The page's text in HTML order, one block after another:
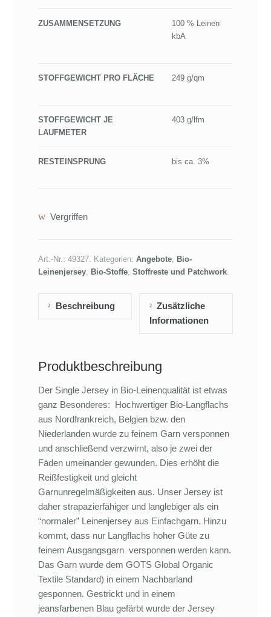
ZUSAMMENSETZUNG
100 % Leinen
kbA
STOFFGEWICHT PRO FLÄCHE 249 g/qm
STOFFGEWICHT JE
LAUFMETER
403 g/lfm
RESTEINSPRUNG bis ca. 3%
Vergriffen
Art.-Nr.:49327. Kategorien:Angebote, Bio-
Leinenjersey, Bio-Stoffe,Stoffreste und Patchwork.
Beschreibung
Zusätzliche
Informationen
Produktbeschreibung
Der Single Jersey in Bio-Leinenqualität ist etwas
ganz Besonderes: Hochwertiger Bio-Langflachs
aus Nordfrankreich, Belgien bzw. den
Niederlanden wurde zu feinem Garn versponnen
und anschließend verzwirnt, also je zwei der
Fäden umeinander gewunden. Dies erhöht die
Reißfestigkeit und gleicht
Garnunregelmäßigkeiten aus. Unser Jersey ist
daher strapazierfähiger und langlebiger als ein
“normaler” Leinenjersey aus Einfachgarn. Hinzu
kommt, dass nur Langflachs hoher Güte zu
feinem Ausgangsgarn versponnen werden kann.
Das Garn wurde dem GOTS Global Organic
Textile Standard) in einem Nachbarland
gesponnen. Gestrickt und in einem
jeansfarbenen Blau gefärbt wurde der Jersey